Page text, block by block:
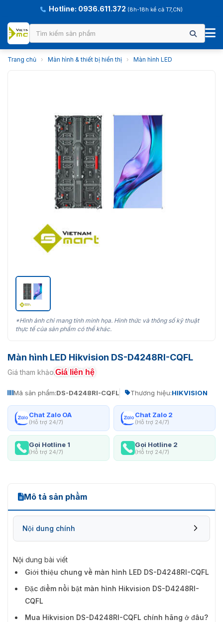
Hotline: 0936.611.372 (8h-18h kể cả T7,CN)
Trang chủ › Màn hình & thiết bị hiển thị › Màn hình LED
*Hình ảnh chỉ mang tính minh họa. Hình thức và thông số kỹ thuật
thực tế của sản phẩm có thể khác.
Màn hình LED Hikvision DS-D4248RI-CQFL
Giá tham khảo:Giá liên hệ
Mã sản phẩm:DS-D4248RI-CQFL Thương hiệu:HIKVISION
Chat Zalo OA
(Hỗ trợ 24/7)
Chat Zalo 2
(Hỗ trợ 24/7)
Gọi Hotline 1
(Hỗ trợ 24/7)
Gọi Hotline 2
(Hỗ trợ 24/7)
Mô tả sản phẩm
Nội dung chính
Nội dung bài viết
Giới thiệu chung về màn hình LED DS-D4248RI-CQFL
Đặc điểm nổi bật màn hình Hikvision DS-D4248RI-
CQFL
Mua Hikvision DS-D4248RI-CQFL chính hãng ở đâu?